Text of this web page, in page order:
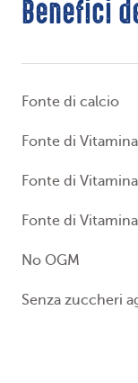
Benefici
Fonte di calcio
Fonte di
Fonte di
Fonte di
No OGM
Senza zuccheri